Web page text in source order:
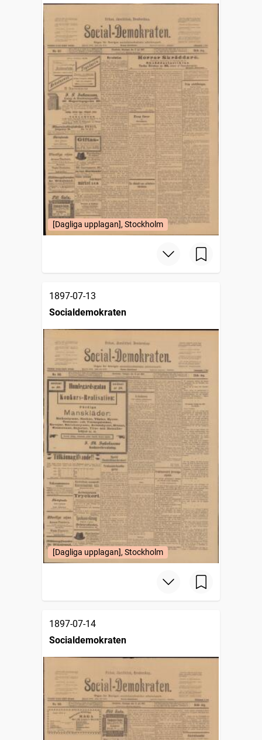
[Dagliga upplagan], Stockholm
1897-07-13
Socialdemokraten
[Dagliga upplagan], Stockholm
1897-07-14
Socialdemokraten